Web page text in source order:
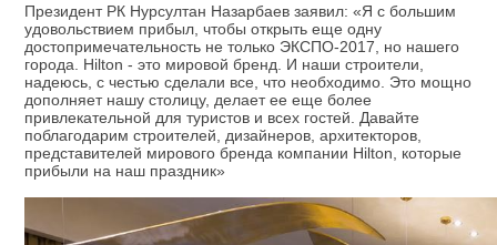
Президент РК Нурсултан Назарбаев заявил: «Я с большим
удовольствием прибыл, чтобы открыть еще одну
достопримечательность не только ЭКСПО-2017, но нашего
города. Hilton - это мировой бренд. И наши строители,
надеюсь, с честью сделали все, что необходимо. Это мощно
дополняет нашу столицу, делает ее еще более
привлекательной для туристов и всех гостей. Давайте
поблагодарим строителей, дизайнеров, архитекторов,
представителей мирового бренда компании Hilton, которые
прибыли на наш праздник»